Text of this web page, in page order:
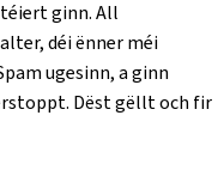
ginn. All
déi ënner méi
ugesinn, a ginn
Dëst gëllt och fir